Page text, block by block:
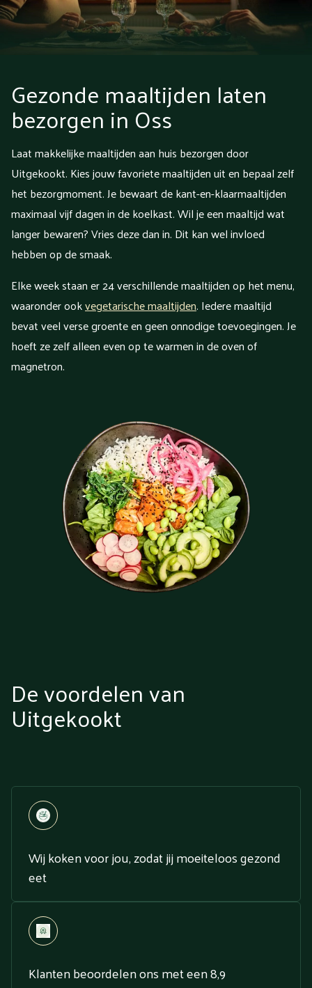
Gezonde maaltijden laten
bezorgen in Oss
Laat makkelijke maaltijden aan huis bezorgen door
Uitgekookt. Kies jouw favoriete maaltijden uit en bepaal zelf
het bezorgmoment. Je bewaart de kant-en-klaarmaaltijden
maximaal vijf dagen in de koelkast. Wil je een maaltijd wat
langer bewaren? Vries deze dan in. Dit kan wel invloed
hebben op de smaak.
Elke week staan er 24 verschillende maaltijden op het menu,
waaronder ookvegetarische maaltijden. Iedere maaltijd
bevat veel verse groente en geen onnodige toevoegingen. Je
hoeft ze zelf alleen even op te warmen in de oven of
magnetron.
De voordelen van
Uitgekookt
Wij koken voor jou, zodat jij moeiteloos gezond
eet
Klanten beoordelen ons met een 8,9